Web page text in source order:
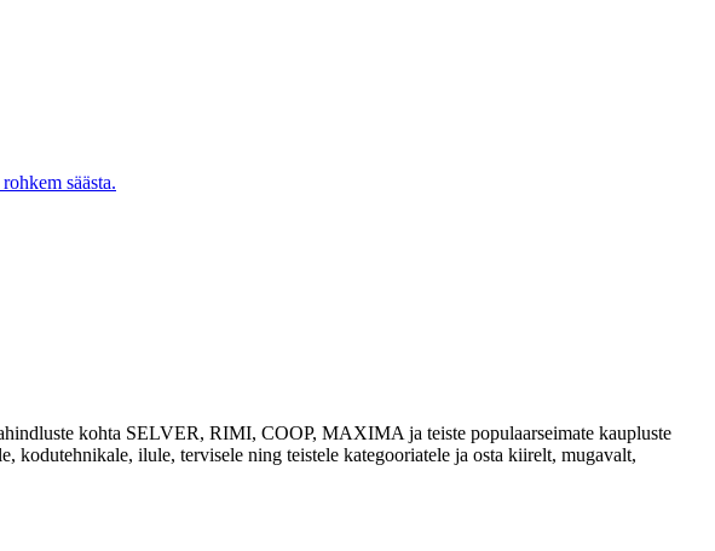
säästa.
kohta SELVER, RIMI, COOP, MAXIMA ja teiste populaarseimate kaupluste
kodutehnikale, ilule, tervisele ning teistele kategooriatele ja osta kiirelt, mugavalt,